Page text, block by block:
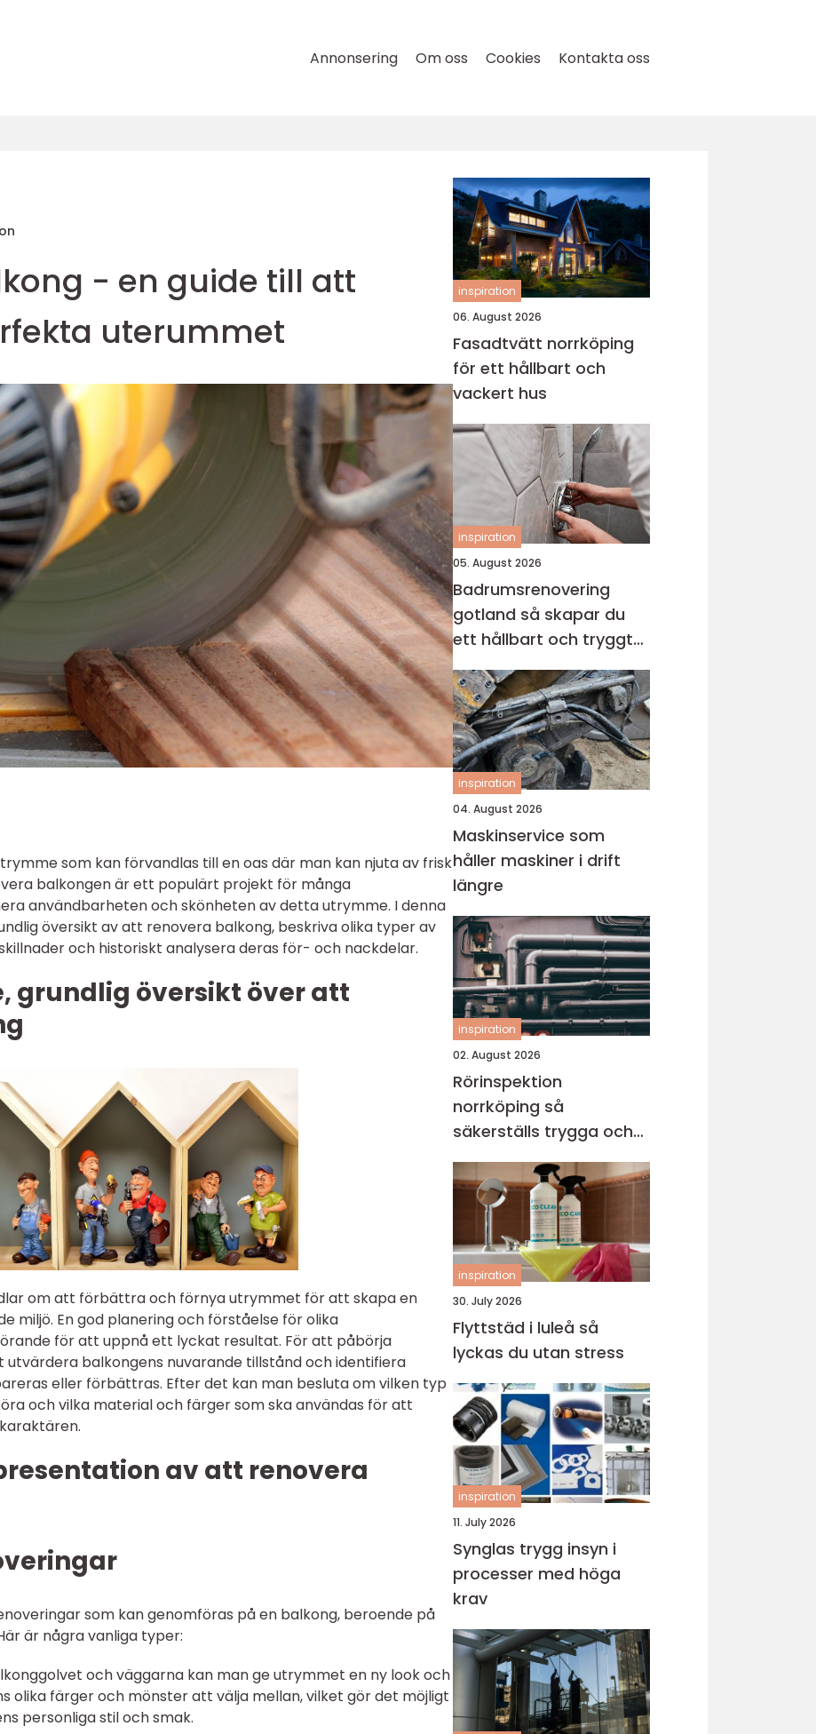
Annonsering Om oss Cookies Kontakta oss
- en guide till att
uterummet
som kan förvandlas till en oas där man kan njuta av frisk
balkongen är ett populärt projekt för många
användbarheten och skönheten av detta utrymme. I denna
översikt av att renovera balkong, beskriva olika typer av
och historiskt analysera deras för- och nackdelar.
grundlig översikt över att
om att förbättra och förnya utrymmet för att skapa en
miljö. En god planering och förståelse för olika
för att uppnå ett lyckat resultat. För att påbörja
balkongens nuvarande tillstånd och identifiera
eller förbättras. Efter det kan man besluta om vilken typ
och vilka material och färger som ska användas för att
av att renovera
som kan genomföras på en balkong, beroende på
är några vanliga typer:
och väggarna kan man ge utrymmet en ny look och
olika färger och mönster att välja mellan, vilket gör det möjligt
personliga stil och smak.
inspiration
06. August 2026
Fasadtvätt norrköping
för ett hållbart och
vackert hus
inspiration
05. August 2026
Badrumsrenovering
gotland så skapar du
ett hållbart och tryggt
badrum
inspiration
04. August 2026
Maskinservice som
håller maskiner i drift
längre
inspiration
02. August 2026
Rörinspektion
norrköping så
säkerställs trygga och
hållbara avloppssystem
inspiration
30. July 2026
Flyttstäd i luleå så
lyckas du utan stress
inspiration
11. July 2026
Synglas trygg insyn i
processer med höga
krav